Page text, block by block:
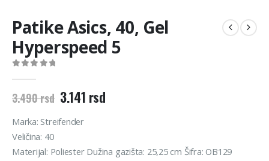
Patike Asics, 40, Gel
Hyperspeed 5
3.490rsd Originalna
cena
je
3.490 rsd.
3.141 rsdTrenutna
cena
Marka: Streifender
Veličina: 40
Materijal: Poliester Dužina gazišta: 25,25 cm Šifra: OB129